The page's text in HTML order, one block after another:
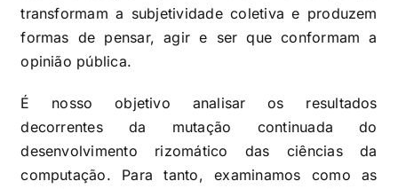
transformam a subjetividade coletiva e produzem
formas de pensar, agir e ser que conformam a
opinião pública.
É nosso objetivo analisar os resultados
decorrentes da mutação continuada do
desenvolvimento rizomático das ciências da
computação. Para tanto, examinamos como as